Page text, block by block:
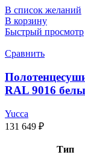
В список желаний
В корзину
Быстрый просмотр
Сравнить
RAL 9016
Yucca
131 649 ₽
Тип